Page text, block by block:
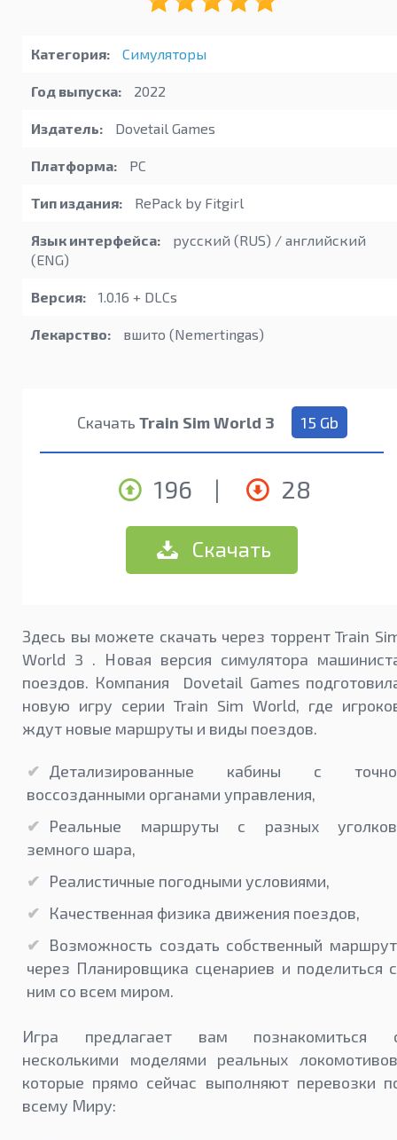
Категория: Симуляторы
Год выпуска: 2022
Издатель: Dovetail Games
Платформа: PC
Тип издания: RePack by Fitgirl
Язык интерфейса:
русский (RUS) / английский
(ENG)
Версия: 1.0.16 + DLCs
Лекарство: вшито (Nemertingas)
Скачать Train Sim World 3 15 Gb
196 | 28
Скачать
Здесь вы можете скачать через торрент Train
World 3 . Новая версия симулятора
поездов. Компания Dovetail Games
новую игру серии Train Sim World, где
ждут новые маршруты и виды поездов.
Детализированные кабины с точно
воссозданными органами управления,
Реальные маршруты с разных уголков
земного шара,
Реалистичные погодными условиями,
Качественная физика движения поездов,
Возможность создать собственный маршрут
через Планировщика сценариев и поделиться с
ним со всем миром.
Игра предлагает вам познакомиться
несколькими моделями реальных
которые прямо сейчас выполняют перевозки
всему Миру: